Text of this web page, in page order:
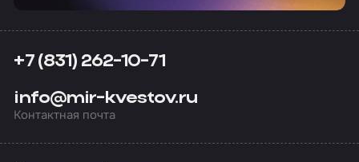
+7 (831) 262-10-71
info@mir-kvestov.ru
Контактная почта